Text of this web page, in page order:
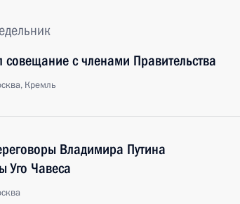
с членами Правительства
Кремль
Владимира Путина
Уго Чавеса